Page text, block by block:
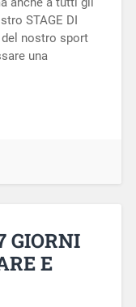
STAGE DI
nostro sport
una
GIORNI
E